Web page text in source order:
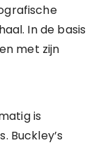
In de basis
met zijn
is
Buckley’s